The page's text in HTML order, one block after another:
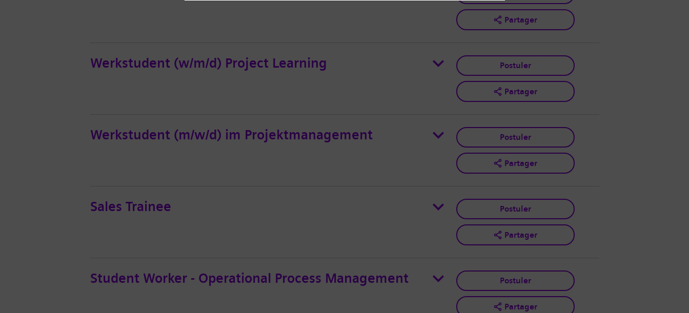
Partager
Werkstudent (w/m/d) Project Learning Postuler
Partager
Werkstudent (m/w/d) im Projektmanagement Postuler
Partager
Sales Trainee Postuler
Partager
Student Worker - Operational Process Management Postuler
Partager